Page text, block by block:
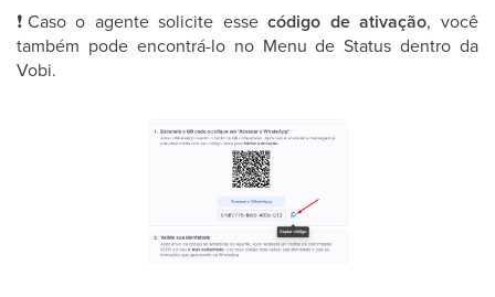
❗ Caso o agente solicite essecódigo de ativação, você
também pode encontrá-lo no Menu de Status dentro da
Vobi.